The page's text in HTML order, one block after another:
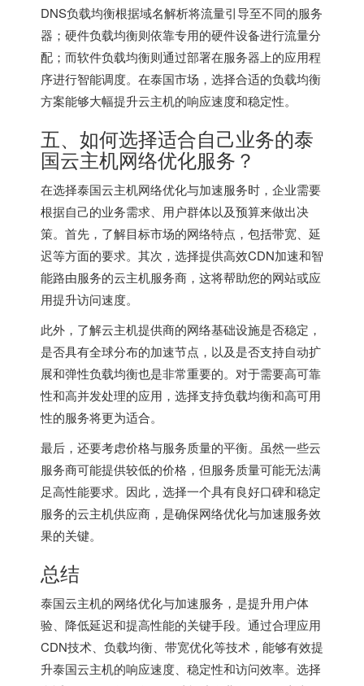
DNS负载均衡根据域名解析将流量引导至不同的服务
器；硬件负载均衡则依靠专用的硬件设备进行流量分
配；而软件负载均衡则通过部署在服务器上的应用程
序进行智能调度。在泰国市场，选择合适的负载均衡
方案能够大幅提升云主机的响应速度和稳定性。
五、如何选择适合自己业务的泰
国云主机网络优化服务？
在选择泰国云主机网络优化与加速服务时，企业需要
根据自己的业务需求、用户群体以及预算来做出决
策。首先，了解目标市场的网络特点，包括带宽、延
迟等方面的要求。其次，选择提供高效CDN加速和智
能路由服务的云主机服务商，这将帮助您的网站或应
用提升访问速度。
此外，了解云主机提供商的网络基础设施是否稳定，
是否具有全球分布的加速节点，以及是否支持自动扩
展和弹性负载均衡也是非常重要的。对于需要高可靠
性和高并发处理的应用，选择支持负载均衡和高可用
性的服务将更为适合。
最后，还要考虑价格与服务质量的平衡。虽然一些云
服务商可能提供较低的价格，但服务质量可能无法满
足高性能要求。因此，选择一个具有良好口碑和稳定
服务的云主机供应商，是确保网络优化与加速服务效
果的关键。
总结
泰国云主机的网络优化与加速服务，是提升用户体
验、降低延迟和提高性能的关键手段。通过合理应用
CDN技术、负载均衡、带宽优化等技术，能够有效提
升泰国云主机的响应速度、稳定性和访问效率。选择